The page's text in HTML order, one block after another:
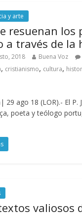
y arte
resuenan los
a través de la
2018 Buena Voz
, cristianismo, cultura,
29 ago 18 (LOR).- El P.
poeta y teólogo
valiosos